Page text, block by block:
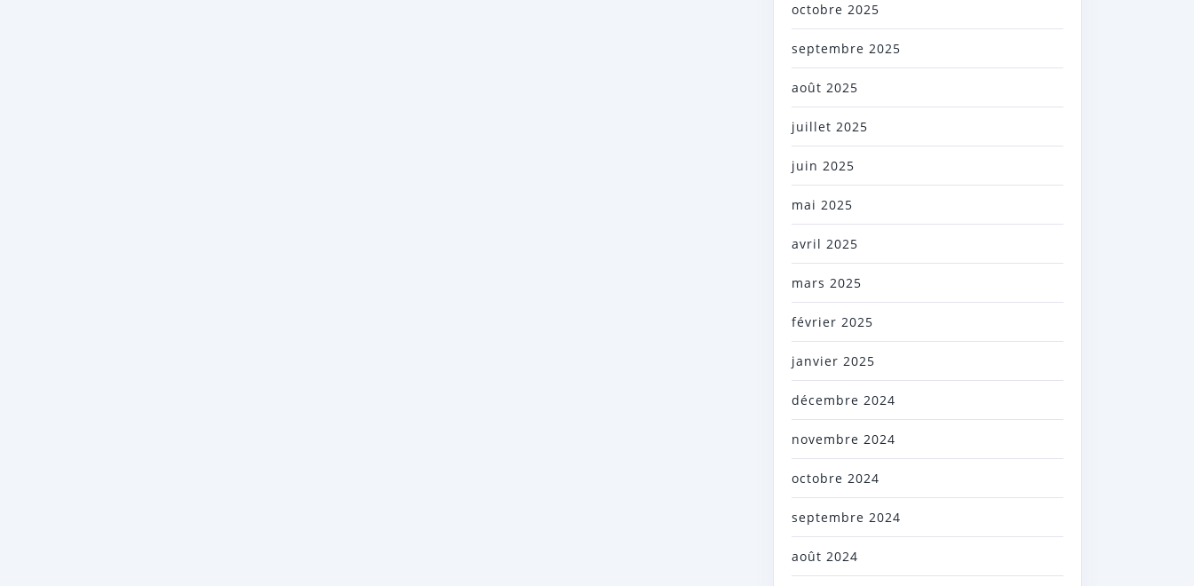
octobre 2025
septembre 2025
août 2025
juillet 2025
juin 2025
mai 2025
avril 2025
mars 2025
février 2025
janvier 2025
décembre 2024
novembre 2024
octobre 2024
septembre 2024
août 2024